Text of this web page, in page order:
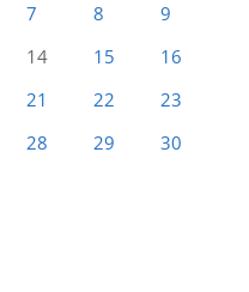
7 8
9
14 15
16
21 22
23
28 29
30